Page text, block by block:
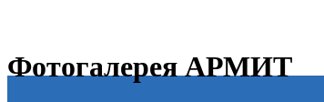
Фотогалерея АРМИТ